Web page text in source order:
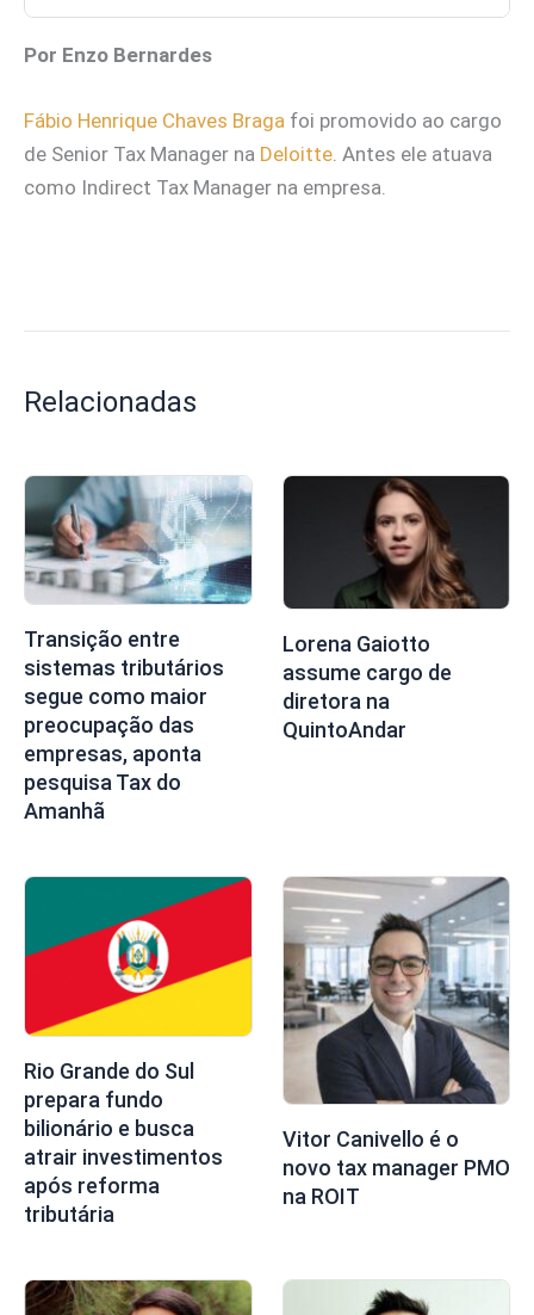
Por Enzo Bernardes
Fábio Henrique Chaves Braga foi promovido ao cargo
de Senior Tax Manager na Deloitte. Antes ele atuava
como Indirect Tax Manager na empresa.
Relacionadas
Transição entre
sistemas tributários
segue como maior
preocupação das
empresas, aponta
pesquisa Tax do
Amanhã
Lorena Gaiotto
assume cargo de
diretora na
QuintoAndar
Rio Grande do Sul
prepara fundo
bilionário e busca
atrair investimentos
após reforma
tributária
Vitor Canivello é o
novo tax manager PMO
na ROIT